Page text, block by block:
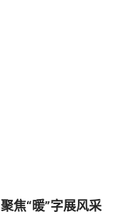
聚焦“暖”字展风采